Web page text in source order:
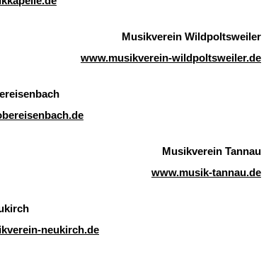
Musikverein Wildpoltsweiler
www.musikverein-wildpoltsweiler.de
Musikverein Tannau
www.musik-tannau.de
neukirch.de